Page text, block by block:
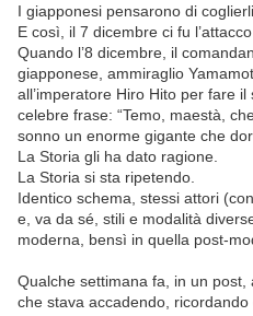
I giapponesi pensarono di coglierli
E così, il 7 dicembre ci fu
Quando l’8 dicembre, il
giapponese, ammiraglio
all’imperatore Hiro Hito per fare
celebre frase: “Temo, maestà,
sonno un enorme gigante che
La Storia gli ha dato ragione.
La Storia si sta ripetendo.
Identico schema, stessi attori
e, va da sé, stili e modalità
moderna, bensì in quella post-
Qualche settimana fa, in un
che stava accadendo,